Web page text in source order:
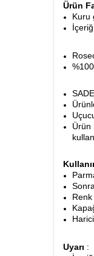
Ürün
Kuru
Ürün
Uyarı :